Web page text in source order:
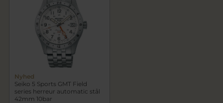
Nyhed
Seiko 5 Sports GMT Field
series herreur automatic stål
42mm 10bar